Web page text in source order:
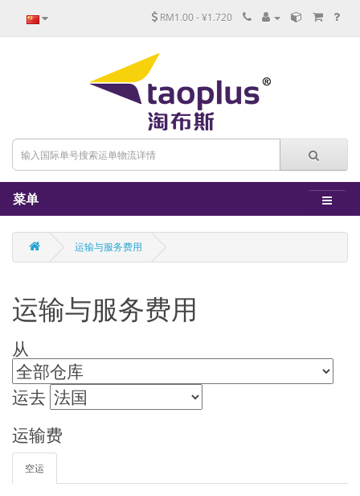
RM1.00 - ¥1.720
菜单
运输与服务费用
运输与服务费用
从
运去
运输费
空运